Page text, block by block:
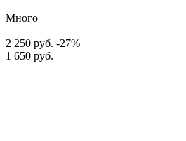
Много
2 250 руб. -27%
1 650 руб.